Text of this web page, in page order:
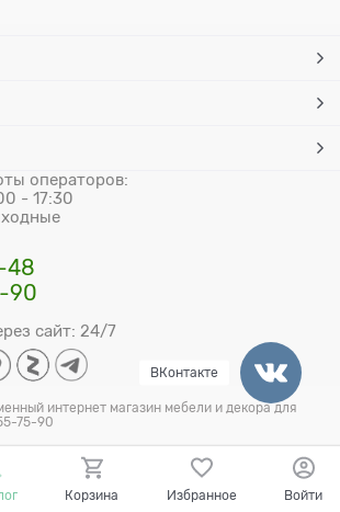
операторов:
- 17:30
48
90
сайт: 24/7
интернет магазин мебели и декора для
75-90
Корзина Избранное Войти
ВКонтакте